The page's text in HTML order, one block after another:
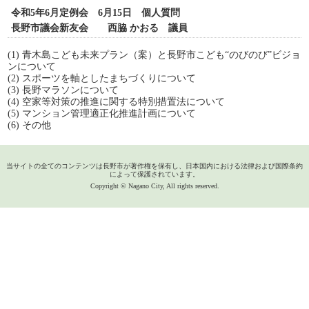
令和5年6月定例会 6月15日 個人質問
長野市議会新友会 西脇 かおる 議員
(1) 青木島こども未来プラン（案）と長野市こども“のびのび”ビジョ
ンについて
(2) スポーツを軸としたまちづくりについて
(3) 長野マラソンについて
(4) 空家等対策の推進に関する特別措置法について
(5) マンション管理適正化推進計画について
(6) その他
当サイトの全てのコンテンツは長野市が著作権を保有し、日本国内における法律および国際条約
によって保護されています。
Copyright © Nagano City, All rights reserved.